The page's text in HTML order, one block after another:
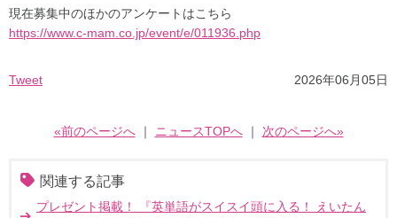
現在募集中のほかのアンケートはこちら
https://www.c-mam.co.jp/event/e/011936.php
Tweet 2026年06月05日
«前のページへ｜ ニュースTOPへ｜ 次のページへ»
関連する記事
プレゼント掲載！ 『英単語がスイスイ頭に入る！ えいたん